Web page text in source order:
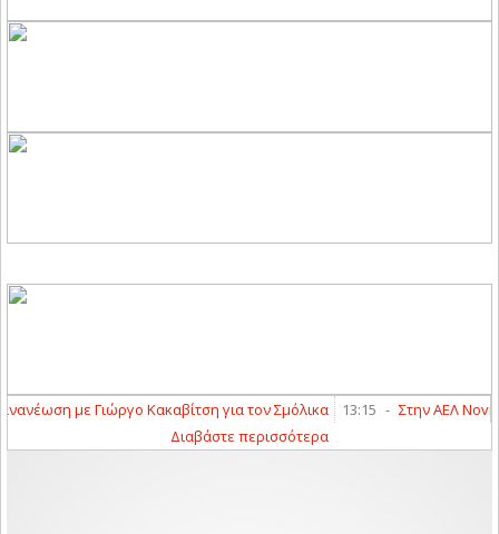
με Γιώργο Κακαβίτση για τον Σμόλικα 13:15 -
Στην ΑΕΛ Novibet
Διαβάστε περισσότερα